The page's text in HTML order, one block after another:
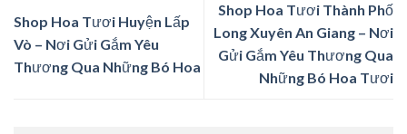
Shop Hoa Tươi Huyện Lấp
Vò – Nơi Gửi Gắm Yêu
Thương Qua Những Bó Hoa
Shop Hoa Tươi Thành Phố
Long Xuyên An Giang – Nơi
Gửi Gắm Yêu Thương Qua
Những Bó Hoa Tươi